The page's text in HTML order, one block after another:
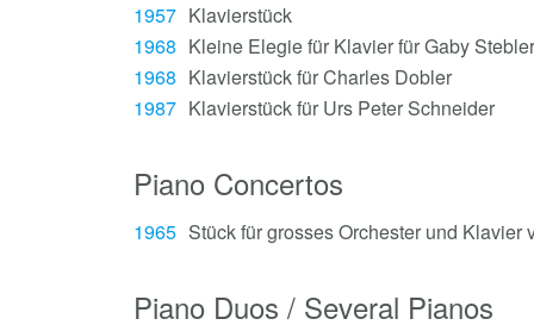
1957 Klavierstück
1968 Kleine Elegie für Klavier für Gaby Stebler
1968 Klavierstück für Charles Dobler
1987 Klavierstück für Urs Peter Schneider
Piano Concertos
1965 Stück für grosses Orchester und Klavier
Piano Duos / Several Pianos